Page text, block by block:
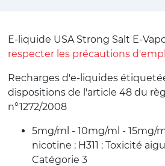
E-liquide USA Strong Salt E-
respecter les précautions
Recharges d'e-liquides
dispositions de l'article 48 du
n°1272/2008
5mg/ml - 10mg/ml - 15mg/
nicotine : H311 : Toxicité
Catégorie 3